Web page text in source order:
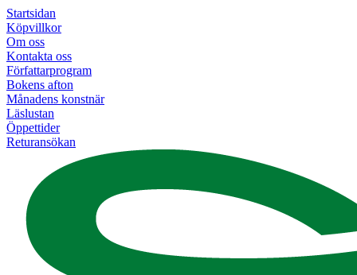
Startsidan
Köpvillkor
Om oss
Kontakta oss
Författarprogram
Bokens afton
Månadens konstnär
Läslustan
Öppettider
Returansökan